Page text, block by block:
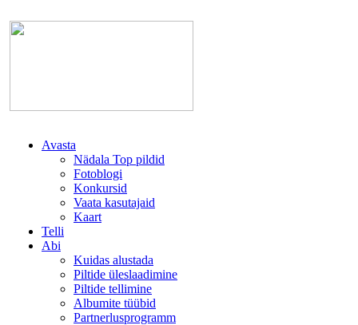
Avasta
Nädala Top pildid
Fotoblogi
Konkursid
Vaata kasutajaid
Kaart
Telli
Abi
Kuidas alustada
Piltide üleslaadimine
Piltide tellimine
Albumite tüübid
Partnerlusprogramm